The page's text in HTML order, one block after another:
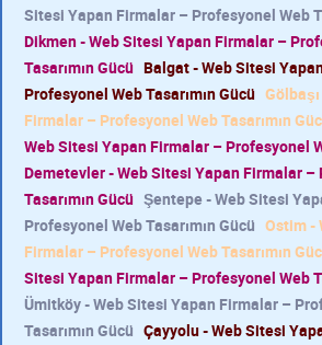
Sitesi Yapan Firmalar – Profesyonel Web
Dikmen - Web Sitesi Yapan Firmalar –
Tasarımın Gücü Balgat - Web Sitesi
Profesyonel Web Tasarımın Gücü
Firmalar – Profesyonel Web Tasarımın
Web Sitesi Yapan Firmalar – Profesyonel
Demetevler - Web Sitesi Yapan Firmalar –
Tasarımın Gücü Şentepe - Web Sitesi
Profesyonel Web Tasarımın Gücü Ostim -
Firmalar – Profesyonel Web Tasarımın
Sitesi Yapan Firmalar – Profesyonel Web
Ümitköy - Web Sitesi Yapan Firmalar –
Tasarımın Gücü Çayyolu - Web Sitesi